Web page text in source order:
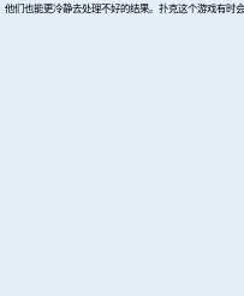
也能更冷静去处理不好的结果。扑克这个游戏有